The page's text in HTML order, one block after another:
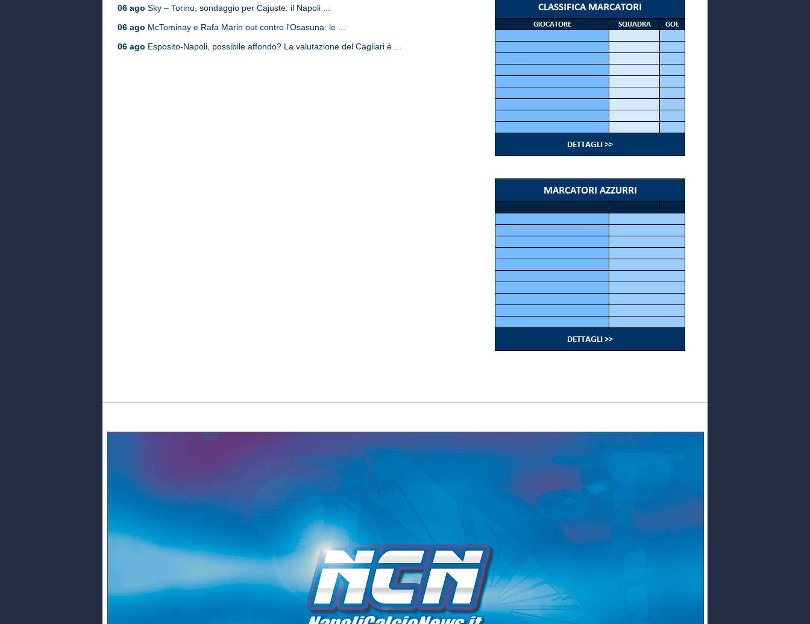
06 ago Sky – Torino, sondaggio per Cajuste: il Napoli ...
06 ago McTominay e Rafa Marin out contro l'Osasuna: le ...
06 ago Esposito-Napoli, possibile affondo? La valutazione del Cagliari è ...